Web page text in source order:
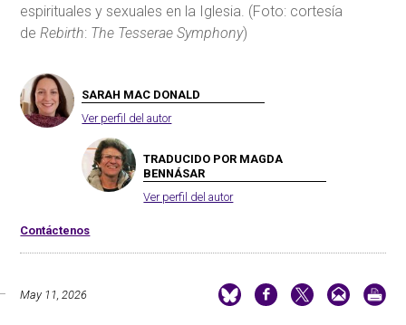
espirituales y sexuales en la Iglesia. (Foto: cortesía
deRebirth: The Tesserae Symphony)
SARAH MAC DONALD
Ver perfil del autor
TRADUCIDO POR MAGDA
BENNÁSAR
Ver perfil del autor
Contáctenos
May 11, 2026